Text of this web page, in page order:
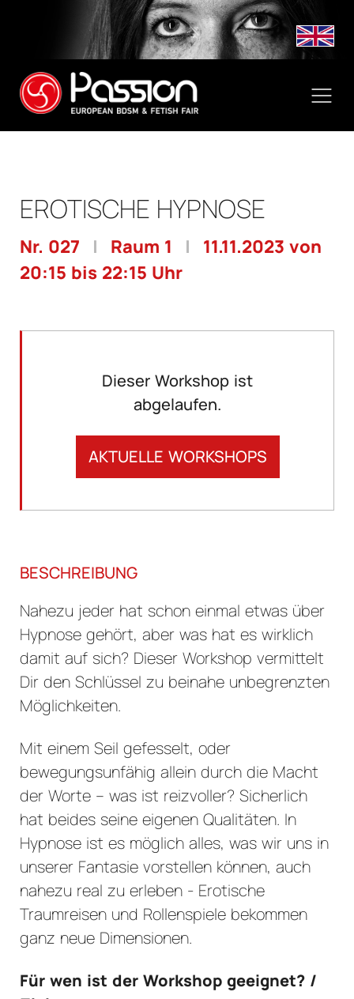
EROTISCHE HYPNOSE
Nr. 027 | Raum 1 |
11.11.2023 von
20:15 bis 22:15 Uhr
Dieser Workshop ist
abgelaufen.
AKTUELLE WORKSHOPS
BESCHREIBUNG
Nahezu jeder hat schon einmal etwas über
Hypnose gehört, aber was hat es wirklich
damit auf sich? Dieser Workshop vermittelt
Dir den Schlüssel zu beinahe unbegrenzten
Möglichkeiten.
Mit einem Seil gefesselt, oder
bewegungsunfähig allein durch die Macht
der Worte – was ist reizvoller? Sicherlich
hat beides seine eigenen Qualitäten. In
Hypnose ist es möglich alles, was wir uns in
unserer Fantasie vorstellen können, auch
nahezu real zu erleben - Erotische
Traumreisen und Rollenspiele bekommen
ganz neue Dimensionen.
Für wen ist der Workshop geeignet? /